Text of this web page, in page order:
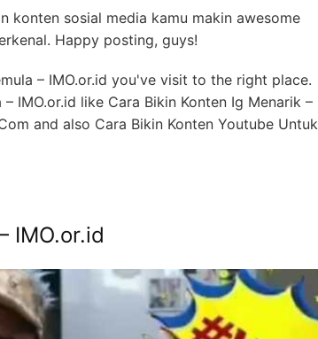
konten sosial media kamu makin awesome
Happy posting, guys!
– IMO.or.id you've visit to the right place.
IMO.or.id like Cara Bikin Konten Ig Menarik –
and also Cara Bikin Konten Youtube Untuk
IMO.or.id